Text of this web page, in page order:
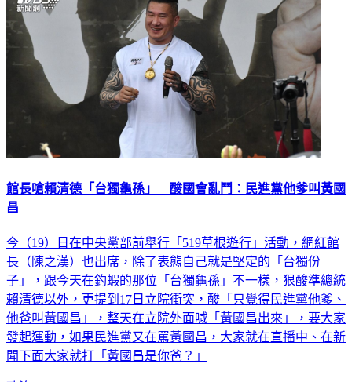
館長嗆賴清德「台獨龜孫」 酸國會亂鬥：民進黨他爹叫黃國
今（19）日在中央黨部前舉行「519草根遊行」活動，網紅館
長（陳之漢）也出席，除了表態自己就是堅定的「台獨份
子」，跟今天在釣蝦的那位「台獨龜孫」不一樣，狠酸準總統
賴清德以外，更提到17日立院衝突，酸「只覺得民進黨他爹、
他爸叫黃國昌」，整天在立院外面喊「黃國昌出來」，要大家
發起運動，如果民進黨又在罵黃國昌，大家就在直播中、在新